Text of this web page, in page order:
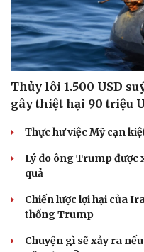
Thủy lôi 1.500 USD
gây thiệt hại 90 triệu
Thực hư việc Mỹ cạn
Lý do ông Trump được
quả
Chiến lược lợi hại của
thống Trump
Chuyện gì sẽ xảy ra